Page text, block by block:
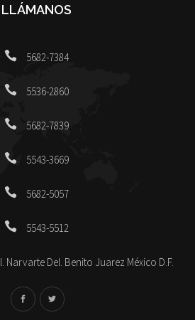
LLÁMANOS
5682-7384
5536-2860
5682-7839
5543-3669
5682-5057
5543-5512
Narvarte Del. Benito Juarez México D.F.